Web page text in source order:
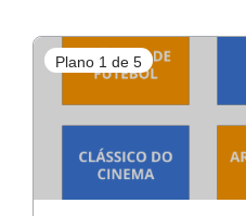
Plano 1 de 5